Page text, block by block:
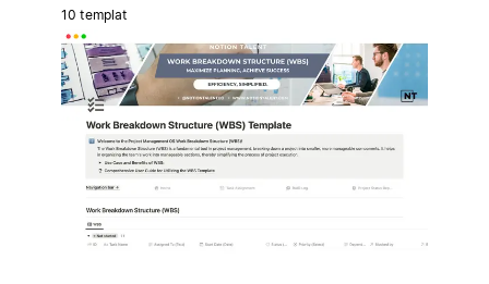
10 templat